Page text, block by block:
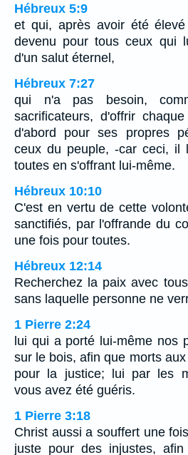
Hébreux 5:9
et qui, après avoir été
devenu pour tous ceux qui
d'un salut éternel,
Hébreux 7:27
qui n'a pas besoin,
sacrificateurs, d'offrir
d'abord pour ses propres
ceux du peuple, -car ceci, il
toutes en s'offrant lui-même.
Hébreux 10:10
C'est en vertu de cette
sanctifiés, par l'offrande du
une fois pour toutes.
Hébreux 12:14
Recherchez la paix avec
sans laquelle personne ne
1 Pierre 2:24
lui qui a porté lui-même nos
sur le bois, afin que morts
pour la justice; lui par les
vous avez été guéris.
1 Pierre 3:18
Christ aussi a souffert une
juste pour des injustes,